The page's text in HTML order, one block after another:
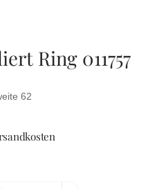
Ring 011757
62